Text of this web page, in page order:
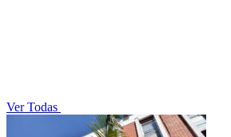
Ver Todas